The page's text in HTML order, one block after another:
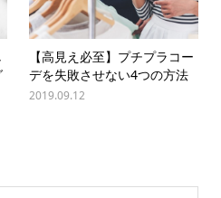
【高見え必至】プチプラコー
デを失敗させない4つの方法
2019.09.12